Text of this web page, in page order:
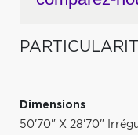
Dimensions
50'70" X 28'70"